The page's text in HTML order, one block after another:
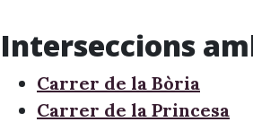
Interseccions
Carrer de la Bòria
Carrer de la Princesa